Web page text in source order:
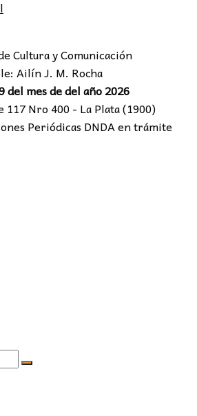
Cultura y Comunicación
Ailín J. M. Rocha
del mes de del año 2026
117 Nro 400 - La Plata (1900)
Periódicas DNDA en trámite